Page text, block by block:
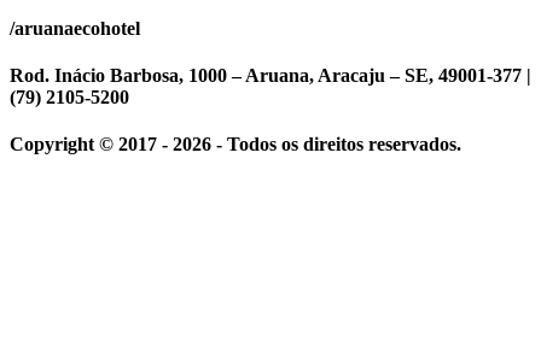
/aruanaecohotel
Rod. Inácio Barbosa, 1000 – Aruana, Aracaju – SE, 49001-377 |
(79) 2105-5200
Copyright © 2017 - 2026 - Todos os direitos reservados.